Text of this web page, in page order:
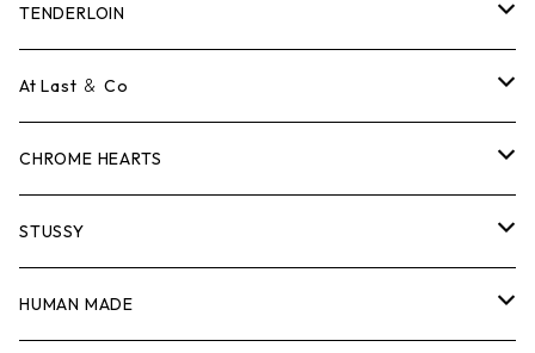
Tシャツ
ロンTEE
スウェット/ニット
シャツ
ジャケット
TENDERLOIN
Tシャツ
ロンTEE
スウェット/ニット
シャツ
At Last ＆ Co
Tシャツ
ロンTEE
スウェット/ニット
CHROME HEARTS
Tシャツ
ロンTEE
STUSSY
Tシャツ
HUMAN MADE